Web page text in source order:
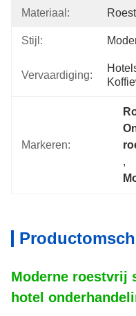
Materiaal:
Stijl:
Vervaardiging:
Markeren:
,
Moderne roestvrij
hotel